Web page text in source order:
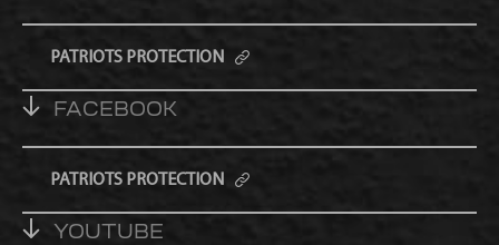
PATRIOTS PROTECTION
FACEBOOK
PATRIOTS PROTECTION
YOUTUBE